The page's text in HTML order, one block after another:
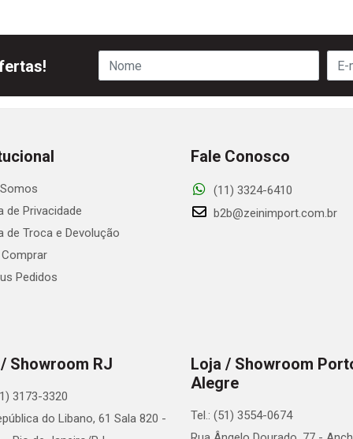
de Privacidade
de Troca e Devolução
Pedidos
Fale Conosco
(11) 3324-6410
b2b@zeinimport.com.br
Showroom RJ
3173-3320
do Libano, 61 Sala 820 -
Loja / Showroom
Alegre
Tel.: (51) 3554-0674